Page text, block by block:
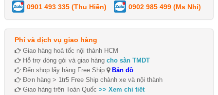
0901 493 335 (Thu Hiền) 0902 985 499 (Ms Nhi)
Phí và dịch vụ giao hàng
Giao hàng hoả tốc nội thành HCM
Hỗ trợ đóng gói và giao hàng cho sàn TMDT
Đến shop lấy hàng Free Ship
Bản đồ
Đơn hàng > 1tr5 Free Ship chành xe và nội thành
Giao hàng trên Toàn Quốc >> Xem chi tiết